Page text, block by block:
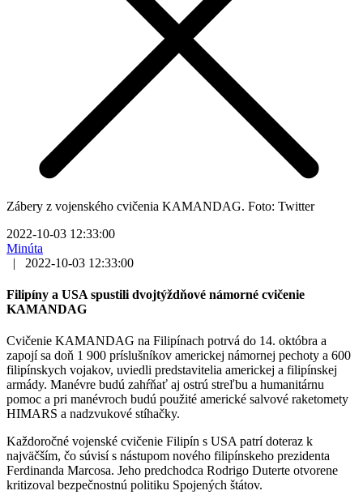
Zábery z vojenského cvičenia KAMANDAG. Foto: Twitter
2022-10-03 12:33:00
Minúta
|
2022-10-03 12:33:00
Filipíny a USA spustili dvojtýždňové námorné cvičenie
KAMANDAG
Cvičenie KAMANDAG na Filipínach potrvá do 14. októbra a
zapojí sa doň 1 900 príslušníkov americkej námornej pechoty a 600
filipínskych vojakov, uviedli predstavitelia americkej a filipínskej
armády. Manévre budú zahŕňať aj ostrú streľbu a humanitárnu
pomoc a pri manévroch budú použité americké salvové raketomety
HIMARS a nadzvukové stíhačky.
Každoročné vojenské cvičenie Filipín s USA patrí doteraz k
najväčším, čo súvisí s nástupom nového filipínskeho prezidenta
Ferdinanda Marcosa. Jeho predchodca Rodrigo Duterte otvorene
kritizoval bezpečnostnú politiku Spojených štátov.